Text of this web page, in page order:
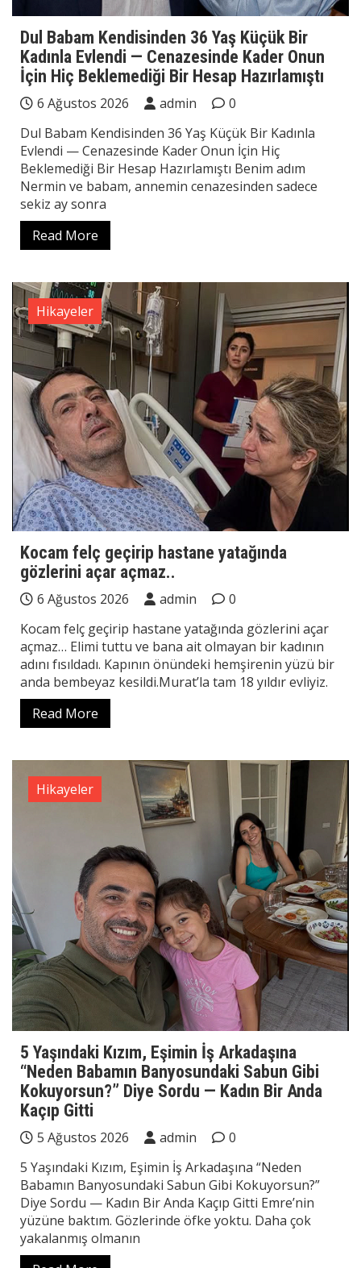
Dul Babam Kendisinden 36 Yaş Küçük Bir
Kadınla Evlendi — Cenazesinde Kader Onun
İçin Hiç Beklemediği Bir Hesap Hazırlamıştı
6 Ağustos 2026 admin
0
Dul Babam Kendisinden 36 Yaş Küçük Bir Kadınla
Evlendi — Cenazesinde Kader Onun İçin Hiç
Beklemediği Bir Hesap Hazırlamıştı Benim adım
Nermin ve babam, annemin cenazesinden sadece
sekiz ay sonra
Read More
Hikayeler
Kocam felç geçirip hastane yatağında
gözlerini açar açmaz..
6 Ağustos 2026 admin
0
Kocam felç geçirip hastane yatağında gözlerini açar
açmaz… Elimi tuttu ve bana ait olmayan bir kadının
adını fısıldadı. Kapının önündeki hemşirenin yüzü bir
anda bembeyaz kesildi.Murat’la tam 18 yıldır evliyiz.
Read More
Hikayeler
5 Yaşındaki Kızım, Eşimin İş Arkadaşına
“Neden Babamın Banyosundaki Sabun Gibi
Kokuyorsun?” Diye Sordu — Kadın Bir Anda
Kaçıp Gitti
5 Ağustos 2026 admin
0
5 Yaşındaki Kızım, Eşimin İş Arkadaşına “Neden
Babamın Banyosundaki Sabun Gibi Kokuyorsun?”
Diye Sordu — Kadın Bir Anda Kaçıp Gitti Emre’nin
yüzüne baktım. Gözlerinde öfke yoktu. Daha çok
yakalanmış olmanın